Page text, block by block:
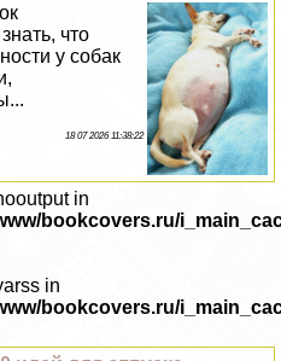
что
у собак
18 07 2026 11:38:22
in
bookcovers.ru/
in
bookcovers.ru/